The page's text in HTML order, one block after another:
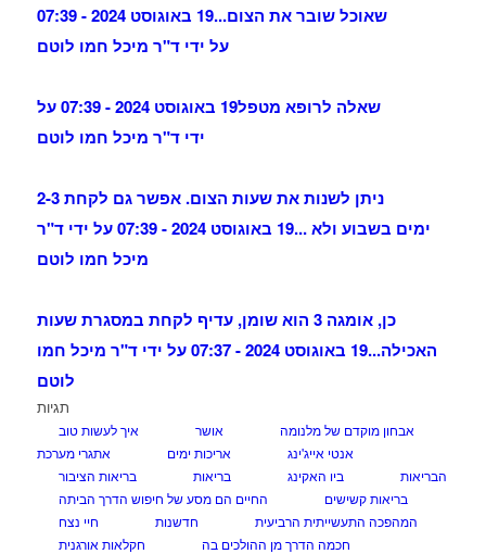
שאוכל שובר את הצום...
19 באוגוסט 2024 - 07:39
על ידי ד"ר מיכל חמו לוטם
שאלה לרופא מטפל
19 באוגוסט 2024 - 07:39 על
ידי ד"ר מיכל חמו לוטם
ניתן לשנות את שעות הצום. אפשר גם לקחת 2-3
ימים בשבוע ולא ...
19 באוגוסט 2024 - 07:39 על ידי ד"ר
מיכל חמו לוטם
כן, אומגה 3 הוא שומן, עדיף לקחת במסגרת שעות
האכילה...
19 באוגוסט 2024 - 07:37 על ידי ד"ר מיכל חמו
לוטם
תגיות
אבחון מוקדם של מלנומה אושר
איך לעשות טוב
אנטי אייג'ינג
אריכות ימים
אתגרי מערכת
הבריאות
ביו האקינג בריאות
בריאות הציבור
בריאות קשישים
החיים הם מסע של חיפוש הדרך הביתה
המהפכה התעשייתית הרביעית
חדשנות
חיי נצח
חכמה הדרך מן ההולכים בה
חקלאות אורגנית